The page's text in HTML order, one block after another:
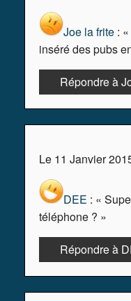
Joe la frite :
inséré des pubs
Répondre à
Le 11 Janvier
DEE : «
téléphone ? »
Répondre à